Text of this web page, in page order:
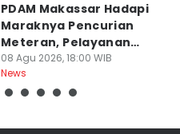
PDAM Makassar Hadapi
Maraknya Pencurian
Meteran, Pelayanan
Ikut Terdampak
08 Agu 2026, 18:00 WIB
News